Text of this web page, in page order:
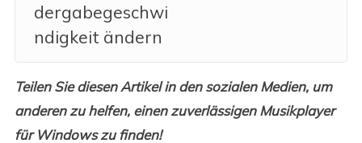
dergabegeschwi
ndigkeit ändern
Teilen Sie diesen Artikel in den sozialen Medien, um
anderen zu helfen, einen zuverlässigen Musikplayer
für Windows zu finden!